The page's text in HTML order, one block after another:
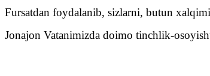
Fursatdan foydalanib, sizlarni, butun
Jonajon Vatanimizda doimo tinchlik-